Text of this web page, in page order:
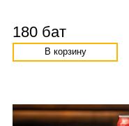
180 бат
В корзину